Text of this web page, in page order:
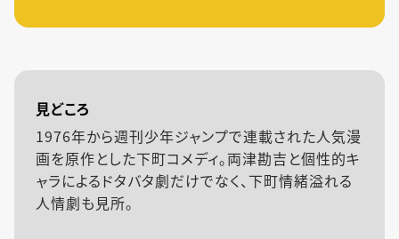
見どころ
1976年から週刊少年ジャンプで連載された人気漫
画を原作とした下町コメディ。両津勘吉と個性的キ
ャラによるドタバタ劇だけでなく、下町情緒溢れる
人情劇も見所。